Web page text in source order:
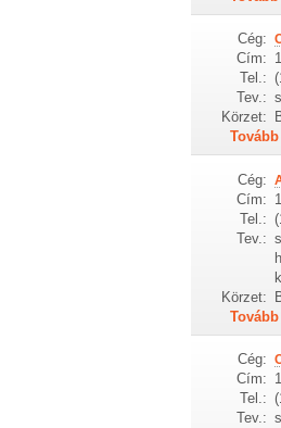
Cég:
Cím:
Tel.:
Tev.:
Körzet:
Cég:
Cím:
Tel.:
Tev.:
Körzet:
Cég:
Cím:
Tel.:
Tev.: